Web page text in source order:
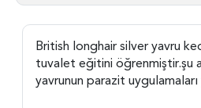
British longhair silver yavru
tuvalet eğitini öğrenmiştir.şu
yavrunun parazit uygulamaları